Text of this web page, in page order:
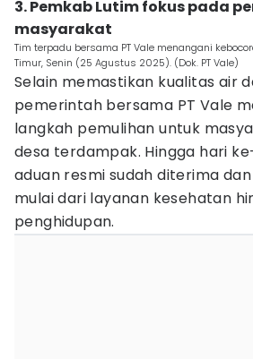
3. Pemkab Lutim fokus pada
masyarakat
Tim terpadu bersama PT Vale menangani
Timur, Senin (25 Agustus 2025). (Dok. PT Vale)
Selain memastikan kualitas air
pemerintah bersama PT Vale
langkah pemulihan untuk
desa terdampak. Hingga hari
aduan resmi sudah diterima
mulai dari layanan kesehatan
penghidupan.